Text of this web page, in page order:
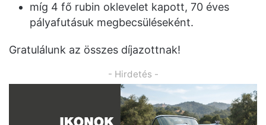
míg 4 fő rubin oklevelet kapott, 70 éves
pályafutásuk megbecsüléseként.
Gratulálunk az összes díjazottnak!
- Hirdetés -